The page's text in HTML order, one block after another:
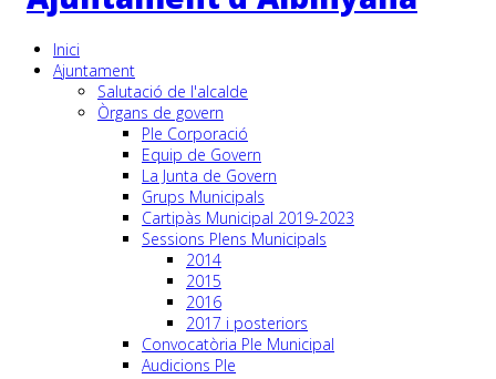
Inici
Ajuntament
Salutació de l'alcalde
Òrgans de govern
Ple Corporació
Equip de Govern
La Junta de Govern
Grups Municipals
Cartipàs Municipal 2019-2023
Sessions Plens Municipals
2014
2015
2016
2017 i posteriors
Convocatòria Ple Municipal
Audicions Ple